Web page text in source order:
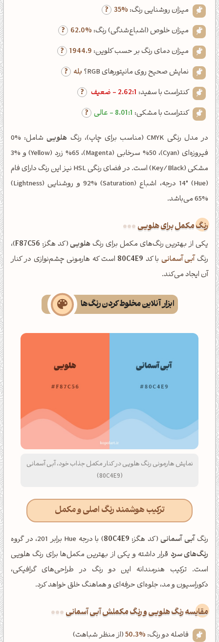
میزان روشنایی رنگ: 35%
میزان خلوص (اشباع‌شدگی) رنگ: 62.0%
میزان دمای رنگ بر حسب کلوین: 1944.9
نمایش صحیح روی مانیتورهای RGB؟
بله
کنتراست با سفید: 2.62:1 - ضعیف
کنتراست با مشکی: 8.01:1 - عالی
در مدل رنگی CMYK (مناسب برای چاپ)، رنگ هلویی
شامل: %0
فیروزه‌ای (Cyan)، %50 سرخابی (Magenta)، %65 زرد (Yellow) و %3
مشکی (Key/Black) است. در فضای رنگی HSL نیز این رنگ دارای فام
(Hue) 14° درجه، اشباع (Saturation) 92% و روشنایی (Lightness)
65% می‌باشد.
رنگ مکمل برای هلویی
یکی از بهترین رنگ‌های مکمل برای رنگهلویی(کد هگز: F87C56)،
رنگ آبی آسمانی با کد 80C4E9 است که هارمونی چشم‌نوازی در کنار
آن ایجاد می‌کند.
ابزار آنلاین مخلوط کردن رنگ‌ها
نمایش هارمونی رنگ هلویی در کنار مکمل جذاب خود، آبی آسمانی
(80C4E9)
ترکیب هوشمند رنگ اصلی و مکمل
رنگآبی آسمانی (کد هگز: 80C4E9) با درجه Hue برابر 201، در گروه
رنگ‌های سرد قرار داشته و یکی از بهترین مکمل‌ها برای رنگ هلویی
است. ترکیب هنرمندانه این دو رنگ در طراحی‌های گرافیکی،
دکوراسیون و مد، جلوه‌ای حرفه‌ای و هماهنگ خلق خواهد کرد.
‌مقایسه رنگ هلویی و رنگ مکملش آبی آسمانی
فاصله دو رنگ: 50.3%(از منظر شباهت)